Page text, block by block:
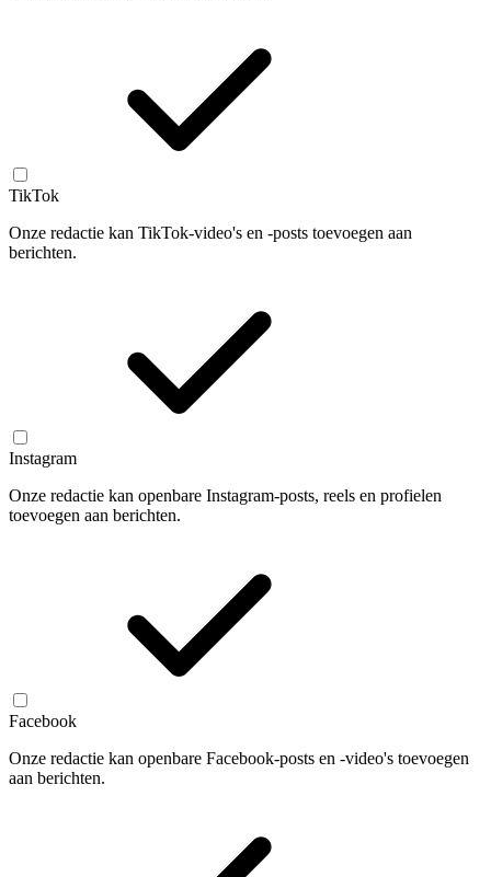
TikTok
Onze redactie kan TikTok-video's en -posts toevoegen aan
berichten.
Instagram
Onze redactie kan openbare Instagram-posts, reels en profielen
toevoegen aan berichten.
Facebook
Onze redactie kan openbare Facebook-posts en -video's toevoegen
aan berichten.